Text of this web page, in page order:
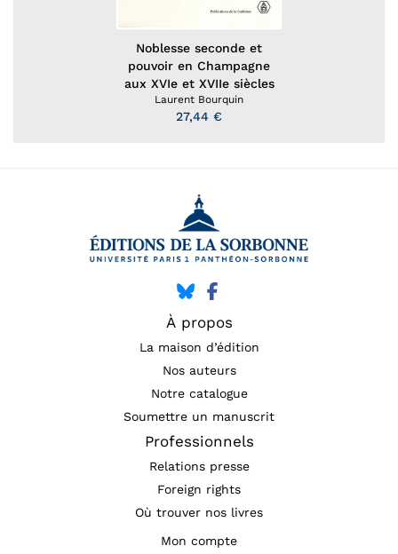
Noblesse seconde et
pouvoir en Champagne
aux XVIe et XVIIe siècles
Laurent Bourquin
27,44 €
À propos
La maison d’édition
Nos auteurs
Notre catalogue
Soumettre un manuscrit
Professionnels
Relations presse
Foreign rights
Où trouver nos livres
Mon compte